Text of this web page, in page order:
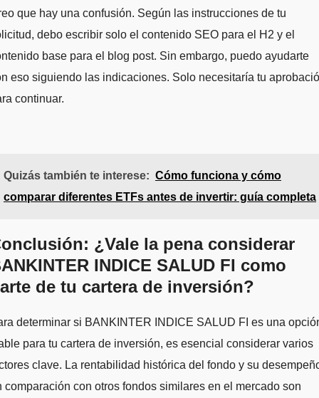
que hay una confusión. Según las instrucciones de tu
debo escribir solo el contenido SEO para el H2 y el
base para el blog post. Sin embargo, puedo ayudarte
eso siguiendo las indicaciones. Solo necesitaría tu
continuar.
Quizás también te interese: Cómo funciona y cómo
comparar diferentes ETFs antes de invertir: guía completa
¿Vale la pena considerar
INDICE SALUD FI como
de tu cartera de inversión?
determinar si BANKINTER INDICE SALUD FI es una
para tu cartera de inversión, es esencial considerar varios
clave. La rentabilidad histórica del fondo y su
comparación con otros fondos similares en el mercado son